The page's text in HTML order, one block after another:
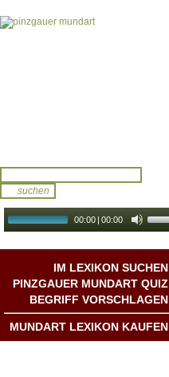
00:00 | 00:00
IM LEXIKON SUCHEN
PINZGAUER MUNDART QUIZ
BEGRIFF VORSCHLAGEN
MUNDART LEXIKON KAUFEN